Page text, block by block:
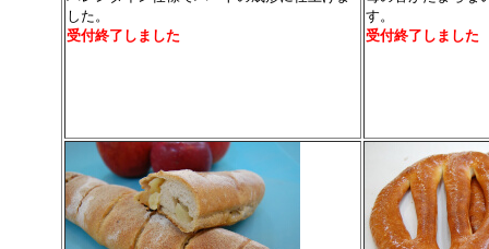
した。
受付終了しました
す。
受付終了しました